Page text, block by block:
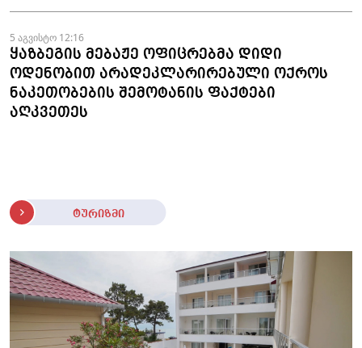
5 აგვისტო 12:16
ყაზბეგის მებაჟე ოფიცრებმა დიდი
ოდენობით არადეკლარირებული ოქროს
ნაკეთობების შემოტანის ფაქტები
აღკვეთეს
ტურიზმი